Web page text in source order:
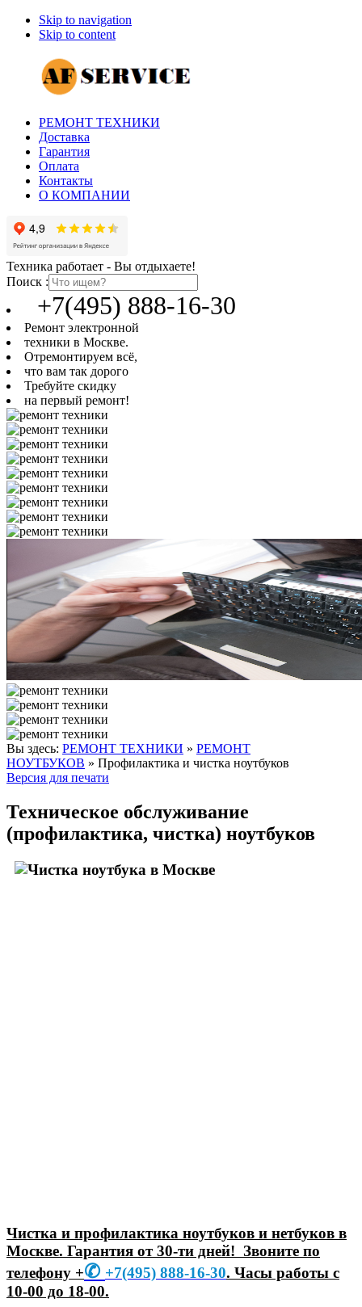
Skip to navigation
Skip to content
РЕМОНТ ТЕХНИКИ
Доставка
Гарантия
Оплата
Контакты
О КОМПАНИИ
Техника работает - Вы отдыхаете!
Поиск :
+7(495) 888-16-30
Ремонт электронной
техники в Москве.
Отремонтируем всё,
что вам так дорого
Требуйте скидку
на первый ремонт!
Вы здесь: РЕМОНТ ТЕХНИКИ » РЕМОНТ
НОУТБУКОВ » Профилактика и чистка ноутбуков
Версия для печати
Техническое обслуживание
(профилактика, чистка) ноутбуков
Чистка и профилактика ноутбуков и нетбуков в
Москве. Гарантия от 30-ти дней! Звоните по
телефону +✆ +7(495) 888-16-30. Часы работы с
10-00 до 18-00.